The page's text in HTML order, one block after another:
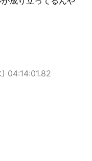
04:14:01.82